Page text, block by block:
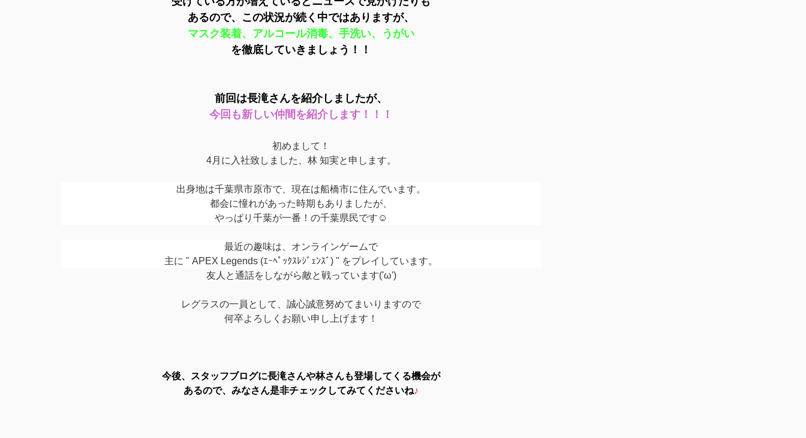
あるので、この状況が続く中ではありますが、
マスク装着、アルコール消毒、手洗い、うがい
を徹底していきましょう！！
前回は長滝さんを紹介しましたが、
今回も新しい仲間を紹介します！！！
初めまして！
4月に入社致しました、林 知実と申します。
出身地は千葉県市原市で、現在は船橋市に住んでいます。
都会に憧れがあった時期もありましたが、
やっぱり千葉が一番！の千葉県民です☺
最近の趣味は、オンラインゲームで
主に " APEX Legends (ｴｰﾍﾟｯｸｽﾚｼﾞｪﾝｽﾞ) " をプレイしています。
友人と通話をしながら敵と戦っています('ω')
レグラスの一員として、誠心誠意努めてまいりますので
何卒よろしくお願い申し上げます！
今後、スタッフブログに長滝さんや林さんも登場してくる機会が
あるので、みなさん是非チェックしてみてくださいね♪